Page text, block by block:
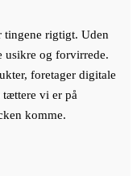
rigtigt. Uden
usikre og forvirrede.
foretager digitale
tættere vi er på
komme.